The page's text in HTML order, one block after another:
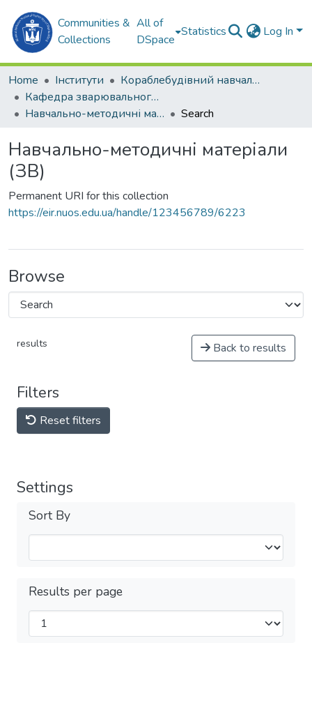
Communities &
Collections
All of
DSpace
Statistics Log In
Home Інститути
Кораблебудівний навчально-науковий інститут (КННІ)
Кафедра зварювального виробництва (ЗВ)
Навчально-методичні матеріали (ЗВ)
Search
Навчально-методичні матеріали
(ЗВ)
Permanent URI for this collection
https://eir.nuos.edu.ua/handle/123456789/6223
Browse
results Back to results
Filters
Reset filters
Settings
Sort By
Results per page